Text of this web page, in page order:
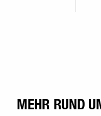
MEHR RUND